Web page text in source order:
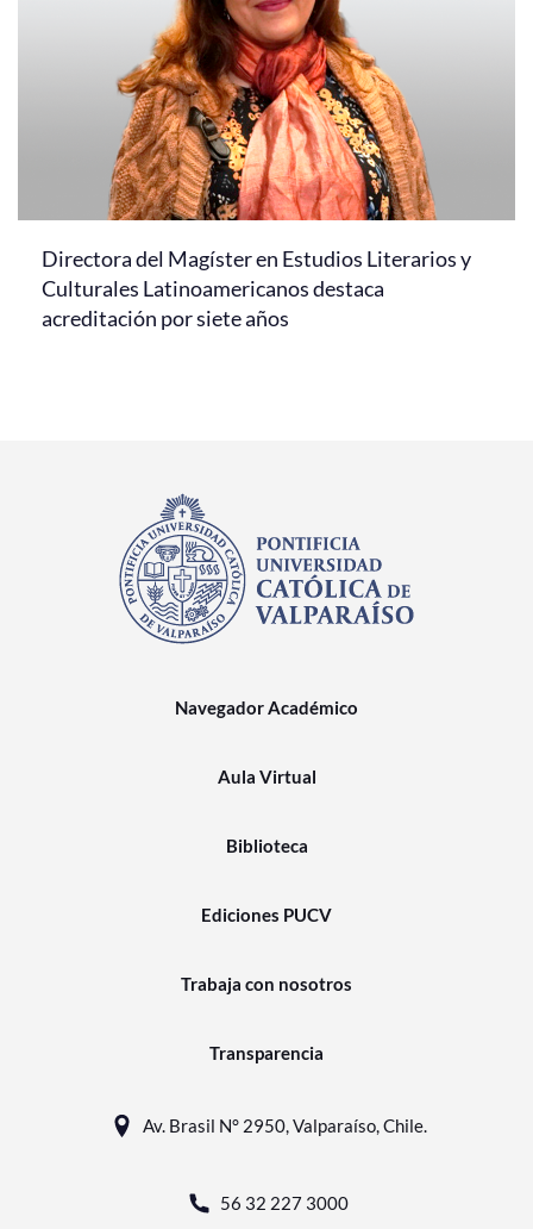
Directora del Magíster en Estudios Literarios y
Culturales Latinoamericanos destaca
acreditación por siete años
Navegador Académico
Aula Virtual
Biblioteca
Ediciones PUCV
Trabaja con nosotros
Transparencia
Av. Brasil N° 2950, Valparaíso, Chile.
56 32 227 3000